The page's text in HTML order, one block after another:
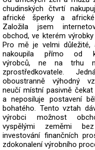
chudinských čtvrtí
africké šperky a africké
Založila jsem
obchod, ve kterém
Pro mě je velmi důležité,
nakoupila přímo od
výrobců, ne na trhu
zprostředkovatele.
oboustranně výhodný
neučí místní pasivně
a neposiluje postavení
bohatého. Tento vztah
výrobci možnost
vyspělými zeměmi
investování finančních
zdokonalení výrobního